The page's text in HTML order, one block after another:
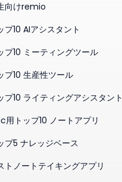
向けremio
プ10 AIアシスタント
プ10 ミーティングツール
プ10 生産性ツール
プ10 ライティングアシスタント
用トップ10 ノートアプリ
プ5 ナレッジベース
トノートテイキングアプリ